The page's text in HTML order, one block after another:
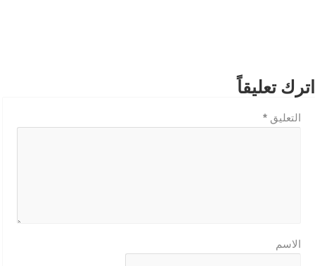
اترك تعليقاً
التعليق *
الاسم